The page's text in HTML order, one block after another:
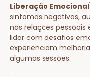
Liberação
sintomas negativos,
nas relações
lidar com desafios
experienciam
algumas sessões.